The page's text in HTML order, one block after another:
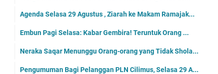
Agenda Selasa 29 Agustus , Ziarah ke Makam Ramajak...
Embun Pagi Selasa: Kabar Gembira! Teruntuk Orang ...
Neraka Saqar Menunggu Orang-orang yang Tidak Shola...
Pengumuman Bagi Pelanggan PLN Cilimus, Selasa 29 A...